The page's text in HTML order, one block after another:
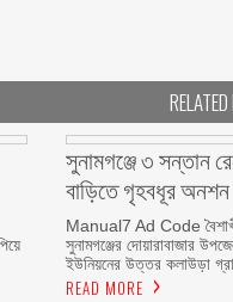
সুনামগঞ্জে ৩ সন্তান
বাড়িতে গৃহবধূর অনশন
Manual7 Ad Code
সুনামগঞ্জের দোয়ারাবাজার
ইউনিয়নের উত্তর কলাউড়া
READ MORE